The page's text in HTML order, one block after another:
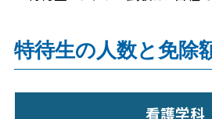
特待生の人数と免除
看護学科